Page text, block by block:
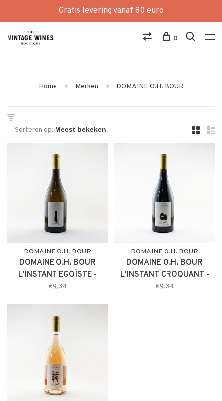
Gratis levering vanaf 80 euro
0
Home Merken DOMAINE O.H. BOUR
Sorteren op:
DOMAINE O.H. BOUR
DOMAINE O.H. BOUR
L'INSTANT EGOÏSTE -
BLANC
€9,34
DOMAINE O.H. BOUR
DOMAINE O.H. BOUR
L'INSTANT CROQUANT -
ROUGE
€9,34